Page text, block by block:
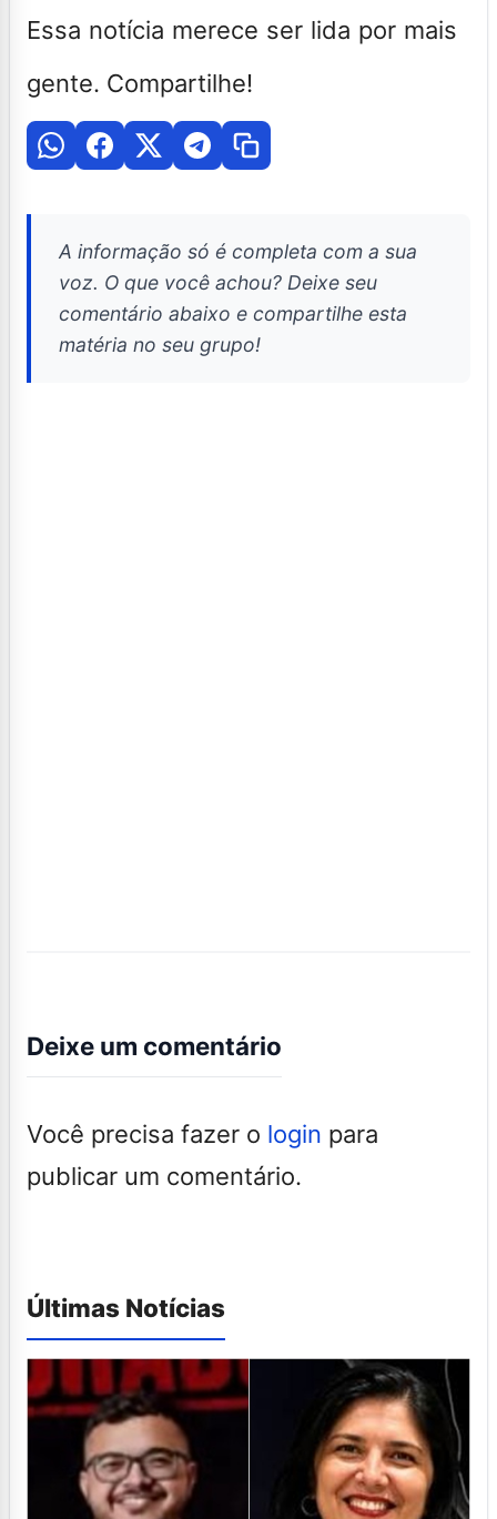
Essa notícia merece ser lida por mais
gente. Compartilhe!
A informação só é completa com a sua
voz. O que você achou? Deixe seu
comentário abaixo e compartilhe esta
matéria no seu grupo!
Deixe um comentário
Você precisa fazer o login para
publicar um comentário.
Últimas Notícias